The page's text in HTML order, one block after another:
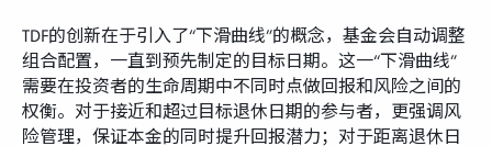
TDF的创新在于引入了“下滑曲线”的概念，基金会自动调整
组合配置，一直到预先制定的目标日期。这一“下滑曲线”
需要在投资者的生命周期中不同时点做回报和⻛险之间的
权衡。对于接近和超过目标退休日期的参与者，更强调风
险管理，保证本金的同时提升回报潜力；对于距离退休日